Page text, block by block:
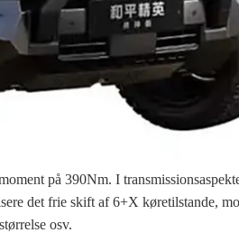
på 390Nm. I
det frie skift af 6+X køretilstande,
osv.